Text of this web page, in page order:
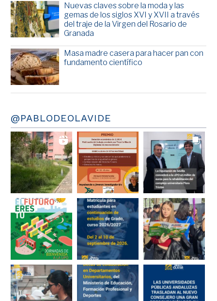
Nuevas claves sobre la moda y las
gemas de los siglos XVI y XVII a través
del traje de la Virgen del Rosario de
Granada
Masa madre casera para hacer pan con
fundamento científico
@PABLODEOLAVIDE